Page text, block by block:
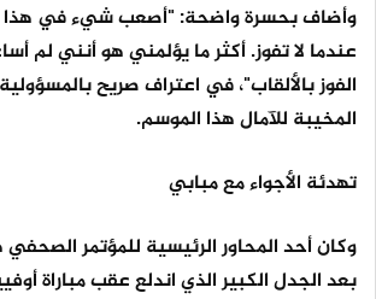
وأضاف بحسرة واضحة: "أصعب شيء في هذا
عندما لا تفوز. أكثر ما يؤلمني هو أنني لم
الفوز بالألقاب"، في اعتراف صريح
المخيبة للآمال هذا الموسم.
تهدئة الأجواء مع مبابي
وكان أحد المحاور الرئيسية للمؤتمر
بعد الجدل الكبير الذي اندلع عقب مباراة